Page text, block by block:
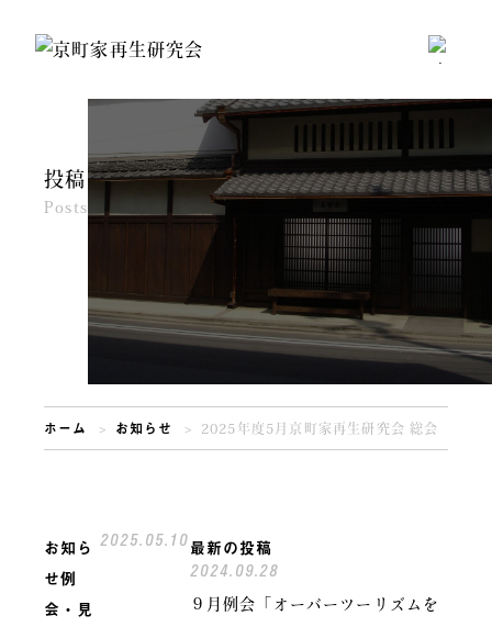
投稿
Posts
ホーム お知らせ 2025年度5月京町家再生研究会 総会
お知ら
せ例
会・見
2025.05.10最新の投稿
2024.09.28
９月例会「オーバーツーリズムを